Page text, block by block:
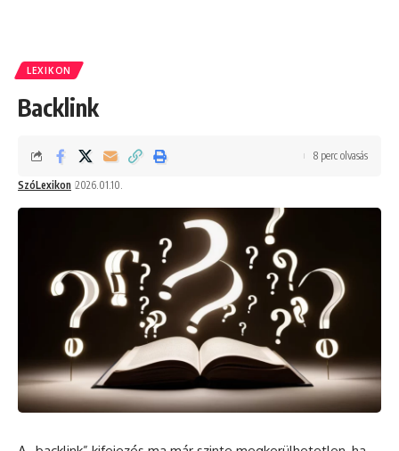
LEXIKON
Backlink
SzóLexikon 2026.01.10.
8 perc olvasás